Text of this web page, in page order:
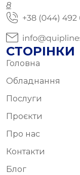
8
СТОРІНКИ
Головна
Обладнання
Послуги
Проєкти
Про нас
Контакти
Блог